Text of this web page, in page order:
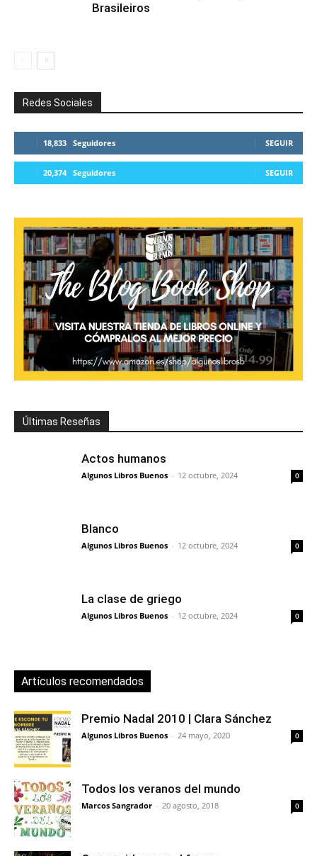
Brasileiros
Redes Sociales
18,833 Seguidores SEGUIR
20,374 Seguidores SEGUIR
Últimas Reseñas
Actos humanos
Algunos Libros Buenos - 12 octubre, 2024 0
Blanco
Algunos Libros Buenos - 12 octubre, 2024 0
La clase de griego
Algunos Libros Buenos - 12 octubre, 2024 0
Artículos recomendados
Premio Nadal 2010 | Clara Sánchez
Algunos Libros Buenos - 24 mayo, 2020 0
Todos los veranos del mundo
Marcos Sangrador - 20 agosto, 2018 0